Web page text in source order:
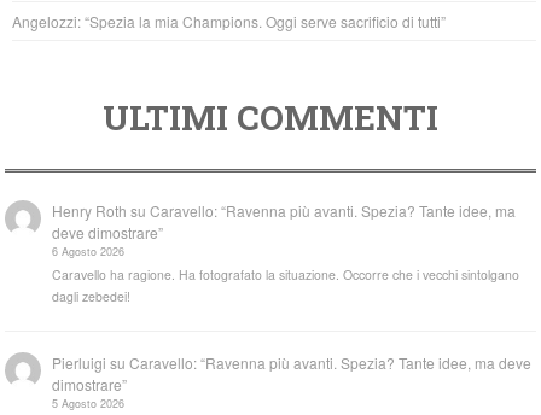
Angelozzi: “Spezia la mia Champions. Oggi serve sacrificio di tutti”
ULTIMI COMMENTI
Henry Roth suCaravello: “Ravenna più avanti. Spezia? Tante idee, ma
deve dimostrare”
6 Agosto 2026
Caravello ha ragione. Ha fotografato la situazione. Occorre che i vecchi sintolgano
dagli zebedei!
Pierluigi suCaravello: “Ravenna più avanti. Spezia? Tante idee, ma deve
dimostrare”
5 Agosto 2026